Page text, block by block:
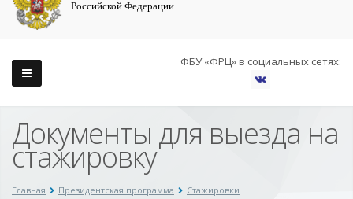
Российской Федерации
ФБУ «ФРЦ» в социальных сетях:
Документы для выезда на
стажировку
Главная Президентская программа
Стажировки